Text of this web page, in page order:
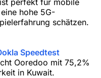
hohe 5G-
schätzen.
Speedtest
Ooredoo mit 75,2%
in Kuwait.